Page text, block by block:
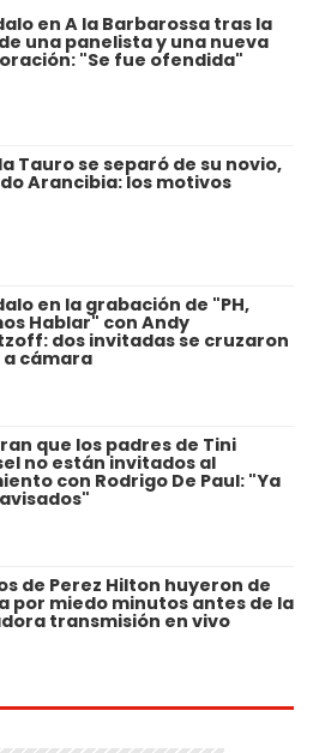
en A la Barbarossa tras la
una panelista y una nueva
"Se fue ofendida"
Tauro se separó de su novio,
Arancibia: los motivos
en la grabación de "PH,
Hablar" con Andy
dos invitadas se cruzaron
cámara
que los padres de Tini
no están invitados al
con Rodrigo De Paul: "Ya
de Perez Hilton huyeron de
por miedo minutos antes de la
transmisión en vivo